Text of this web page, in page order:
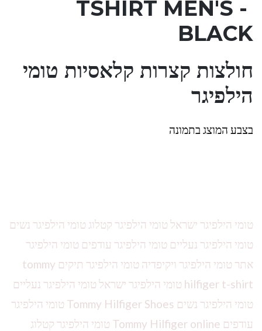
TSHIRT MEN'S -
BLACK
חולצות קצרות קלאסיות טומי
הילפיגר
בצבע המוצג בתמונה
טומי הילפיגר ישראל טומי הילפיגר קטלוג טומי הילפיגר נשים
טומי הילפיגר נעליים טומי הילפיגר עודפים טומי הילפיגר
אתר טומי הילפיגר ויקיפדיה טומי הילפיגר תיקים tommy
hilfiger t-shirt טומי הילפיגר ישראל טומי הילפיגר נעליים
טומי הילפיגר נשים Tommy Hilfiger Shoes טומי הילפיגר
עודפים Tommy Hilfiger online טומי הילפיגר קטלוג